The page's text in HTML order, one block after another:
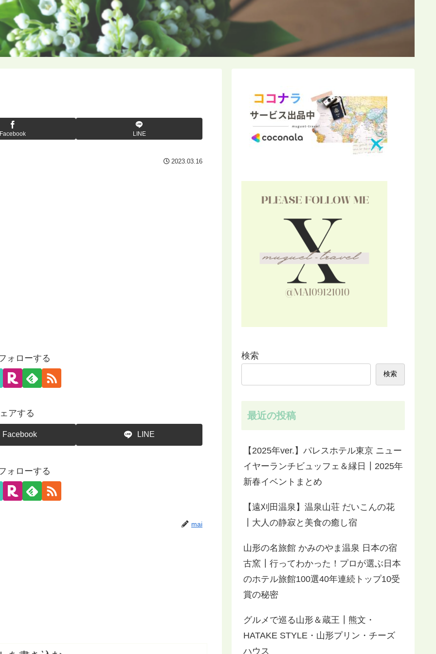
Facebook LINE
2023.03.16
ォローする
アする
Facebook LINE
ォローする
mai
検索
検索
最近の投稿
【2025年ver.】パレスホテル東京 ニュー
イヤーランチビュッフェ＆縁日┃2025年
新春イベントまとめ
【遠刈田温泉】温泉山荘 だいこんの花
┃大人の静寂と美食の癒し宿
山形の名旅館 かみのやま温泉 日本の宿
古窯┃行ってわかった！プロが選ぶ日本
のホテル旅館100選40年連続トップ10受
賞の秘密
グルメで巡る山形＆蔵王┃熊文・
HATAKE STYLE・山形プリン・チーズ
ハウス